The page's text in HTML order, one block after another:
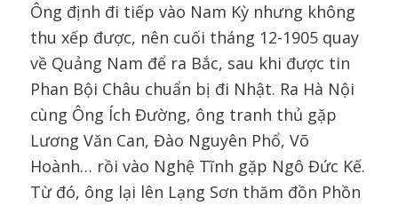
Ông định đi tiếp vào Nam Kỳ nhưng không
thu xếp được, nên cuối tháng 12-1905 quay
về Quảng Nam để ra Bắc, sau khi được tin
Phan Bội Châu chuẩn bị đi Nhật. Ra Hà Nội
cùng Ông Ích Đường, ông tranh thủ gặp
Lương Văn Can, Đào Nguyên Phổ, Võ
Hoành… rồi vào Nghệ Tĩnh gặp Ngô Đức Kế.
Từ đó, ông lại lên Lạng Sơn thăm đồn Phồn